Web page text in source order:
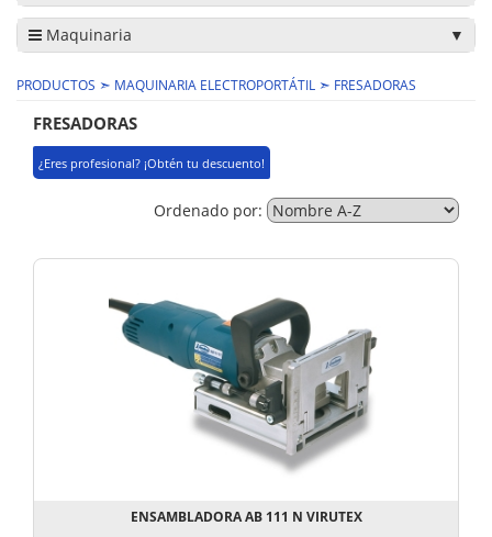
Maquinaria
PRODUCTOS ➣ MAQUINARIA ELECTROPORTÁTIL ➣ FRESADORAS
FRESADORAS
¿Eres profesional? ¡Obtén tu descuento!
Ordenado por:
ENSAMBLADORA AB 111 N VIRUTEX